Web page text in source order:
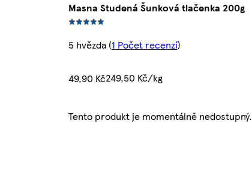
Masna Studená Šunková tlačenka 200g
5 hvězda(1 Počet recenzí)
49,90 Kč249,50 Kč/kg
Tento produkt je momentálně nedostupný.